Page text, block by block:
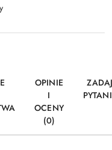
OPINIE
I
OCENY
(0)